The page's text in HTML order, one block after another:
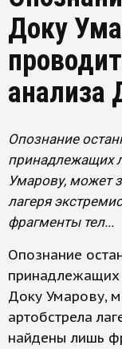
Доку
анализа
Опознание
принадлежащих
Умарову, может
лагеря
фрагменты тел...
Опознание
принадлежащих
Доку Умарову,
артобстрела
найдены лишь